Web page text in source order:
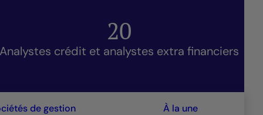
20
Analystes crédit et analystes extra financiers
de gestion À la une